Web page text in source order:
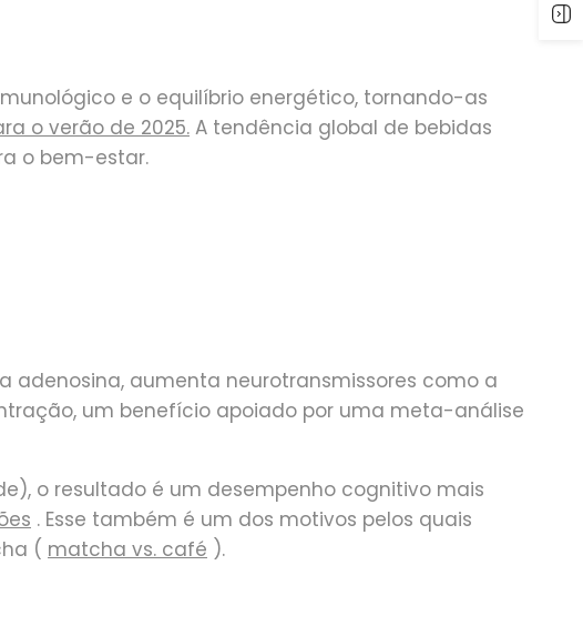
e o equilíbrio energético, tornando-as
o verão de 2025. A tendência global de bebidas
o bem-estar.
adenosina, aumenta neurotransmissores como a
um benefício apoiado por uma meta-análise
o resultado é um desempenho cognitivo mais
. Esse também é um dos motivos pelos quais
( matcha vs. café ).